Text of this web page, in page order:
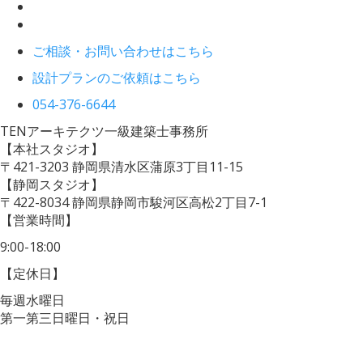
ご相談・お問い合わせはこちら
設計プランのご依頼はこちら
054-376-6644
TENアーキテクツ一級建築士事務所
【本社スタジオ】
〒421-3203 静岡県清水区蒲原3丁目11-15
【静岡スタジオ】
〒422-8034静岡県静岡市駿河区高松2丁目7-1
【営業時間】
9:00-18:00
【定休日】
毎週水曜日
第一第三日曜日・祝日